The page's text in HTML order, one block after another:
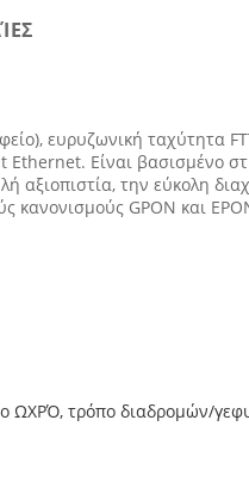
ευρυζωνική ταχύτητα
Ethernet. Είναι βασισμένο
την εύκολη
κανονισμούς GPON και
ΩΧΡΌ, τρόπο διαδρομών/